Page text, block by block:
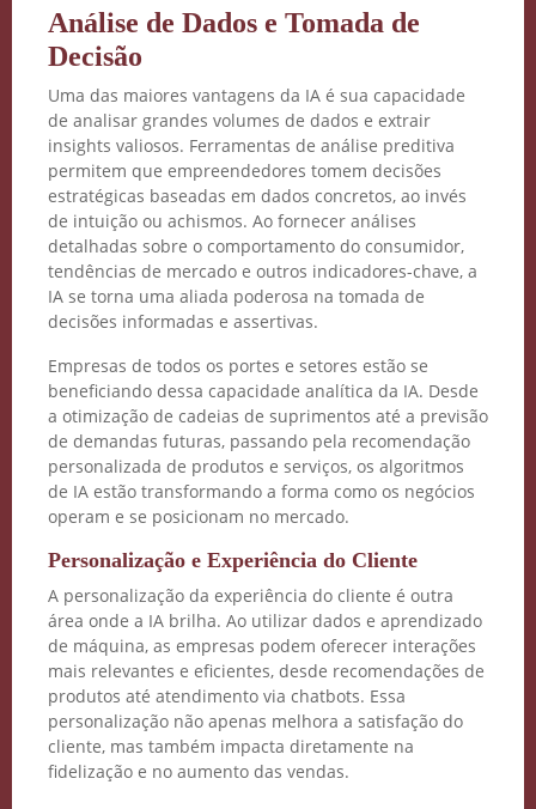
Análise de Dados e Tomada de
Decisão
Uma das maiores vantagens da IA é sua capacidade
de analisar grandes volumes de dados e extrair
insights valiosos. Ferramentas de análise preditiva
permitem que empreendedores tomem decisões
estratégicas baseadas em dados concretos, ao invés
de intuição ou achismos. Ao fornecer análises
detalhadas sobre o comportamento do consumidor,
tendências de mercado e outros indicadores-chave, a
IA se torna uma aliada poderosa na tomada de
decisões informadas e assertivas.
Empresas de todos os portes e setores estão se
beneficiando dessa capacidade analítica da IA. Desde
a otimização de cadeias de suprimentos até a previsão
de demandas futuras, passando pela recomendação
personalizada de produtos e serviços, os algoritmos
de IA estão transformando a forma como os negócios
operam e se posicionam no mercado.
Personalização e Experiência do Cliente
A personalização da experiência do cliente é outra
área onde a IA brilha. Ao utilizar dados e aprendizado
de máquina, as empresas podem oferecer interações
mais relevantes e eficientes, desde recomendações de
produtos até atendimento via chatbots. Essa
personalização não apenas melhora a satisfação do
cliente, mas também impacta diretamente na
fidelização e no aumento das vendas.